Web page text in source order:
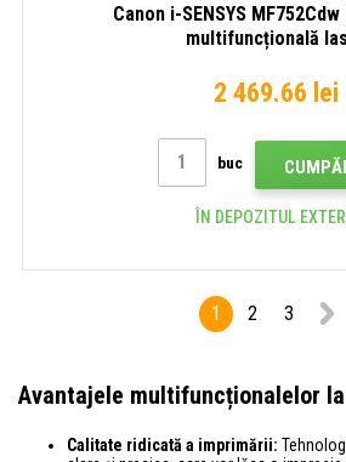
Canon i-SENSYS
multifuncțională
2 469.66 lei
buc
ÎN DEPOZITUL
1 2 3
Avantajele multifuncționalelor
Calitate ridicată a imprimării: